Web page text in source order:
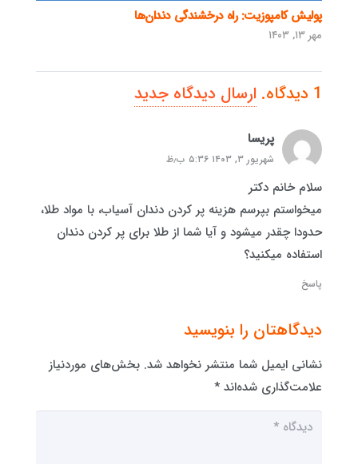
پولیش کامپوزیت: راه درخشندگی دندان‌ها
مهر ۱۳, ۱۴۰۳
1 دیدگاه. ارسال دیدگاه جدید
پریسا
شهریور ۳, ۱۴۰۳ ۵:۳۶ ب٫ظ
سلام خانم دکتر
میخواستم بپرسم هزینه پر کردن دندان آسیاب، با مواد طلا،
حدودا چقدر میشود و آیا شما از طلا برای پر کردن دندان
استفاده میکنید؟
پاسخ
دیدگاهتان را بنویسید
نشانی ایمیل شما منتشر نخواهد شد. بخش‌های موردنیاز
علامت‌گذاری شده‌اند *